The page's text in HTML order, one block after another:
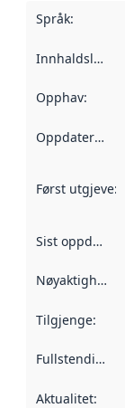
Språk:
Innhaldsleverandørar
Opphav:
Oppdateringsfrekvens
Først utgjeve:
Sist oppdatert
Nøyaktigheit
Tilgjenge:
Fullstendigheit
Aktualitet: